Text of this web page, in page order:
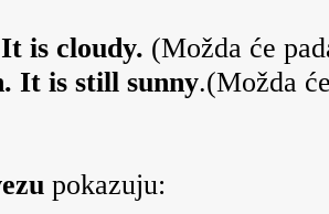
is cloudy. (Možda će
It is still sunny.(Možda
pokazuju: